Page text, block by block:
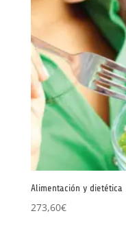
Alimentación y dietética
273,60€